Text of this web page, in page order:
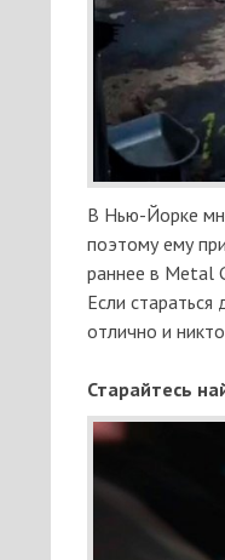
В Нью-Йорке
поэтому ему
раннее в Metal
Если
отлично и
Старайтесь